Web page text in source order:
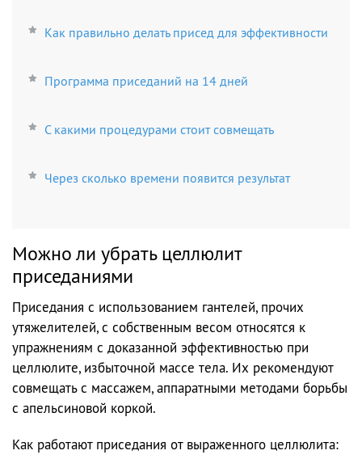
Как правильно делать присед для эффективности
Программа приседаний на 14 дней
С какими процедурами стоит совмещать
Через сколько времени появится результат
Можно ли убрать целлюлит
приседаниями
Приседания с использованием гантелей, прочих
утяжелителей, с собственным весом относятся к
упражнениям с доказанной эффективностью при
целлюлите, избыточной массе тела. Их рекомендуют
совмещать с массажем, аппаратными методами борьбы
с апельсиновой коркой.
Как работают приседания от выраженного целлюлита: